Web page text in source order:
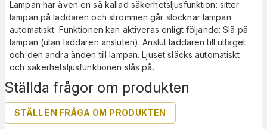
Ställda frågor om produkten
STÄLL EN FRÅGA OM PRODUKTEN
Lampan har även en så kallad säkerhetsljusfunktion: sitter
lampan på laddaren och strömmen går slocknar lampan
automatiskt. Funktionen kan aktiveras enligt följande: Slå på
lampan (utan laddaren ansluten). Anslut laddaren till uttaget
och den andra änden till lampan. Ljuset släcks automatiskt
och säkerhetsljusfunktionen slås på.